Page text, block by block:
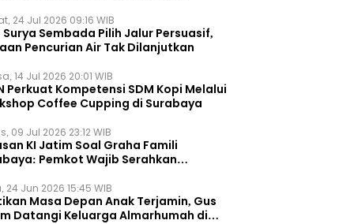
24 Jul 2026 09:16 WIB
Surya Sembada Pilih Jalur Persuasif,
Pencurian Air Tak Dilanjutkan
14 Jul 2026 20:01 WIB
Perkuat Kompetensi SDM Kopi Melalui
Coffee Cupping di Surabaya
09 Jul 2026 23:12 WIB
KI Jatim Soal Graha Famili
Pemkot Wajib Serahkan
24 Jun 2026 15:45 WIB
Masa Depan Anak Terjamin, Gus
Datangi Keluarga Almarhumah di